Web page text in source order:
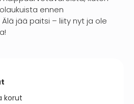
ennen
jää paitsi – liity nyt ja ole
korut